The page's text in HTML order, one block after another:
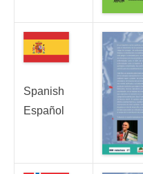
Spanish
Español